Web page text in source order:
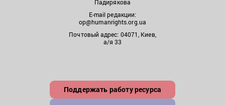
Падирякова
E-mail редакции:
op@humanrights.org.ua
Почтовый адрес: 04071, Киев,
а/я 33
Поддержать работу ресурса